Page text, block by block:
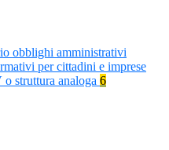
obblighi amministrativi
per cittadini e imprese
struttura analoga 6